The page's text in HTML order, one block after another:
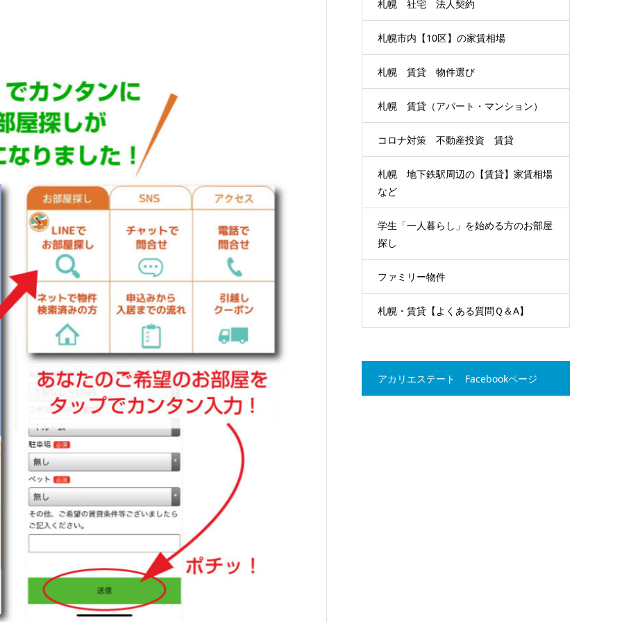
札幌 社宅 法人契約
札幌市内【10区】の家賃相場
札幌 賃貸 物件選び
札幌 賃貸（アパート・マンション）
コロナ対策 不動産投資 賃貸
札幌 地下鉄駅周辺の【賃貸】家賃相場
など
学生「一人暮らし」を始める方のお部屋
探し
ファミリー物件
札幌・賃貸【よくある質問Ｑ＆A】
アカリエステート Facebookページ